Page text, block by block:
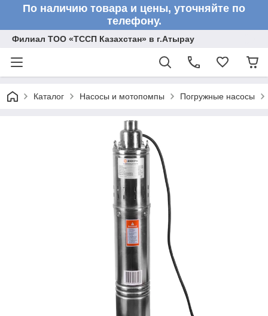
По наличию товара и цены, уточняйте по
телефону.
Филиал ТОО «ТССП Казахстан» в г.Атырау
Каталог Насосы и мотопомпы Погружные насосы